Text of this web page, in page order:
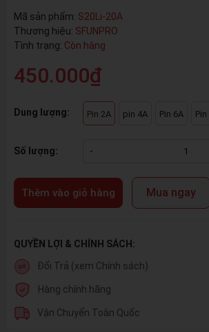
Mã sản phẩm: S20Li-20A
Thương hiệu: SFUNPRO
Tình trạng: Còn hàng
450.000₫
Dung lượng: Pin 2A pin 4A Pin 6A
Số lượng: -
Thêm vào giỏ hàng Mua ngay
QUYỀN LỢI & CHÍNH SÁCH:
Đổi Trả (xem Chính sách)
Hàng chính hãng
Vận Chuyển Toàn Quốc